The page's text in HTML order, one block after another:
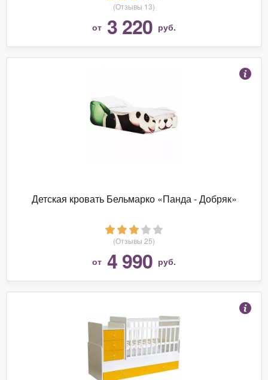
(Отзывы 13)
от 3 220 руб.
Детская кровать Бельмарко «Панда - Добряк»
(Отзывы 25)
от 4 990 руб.